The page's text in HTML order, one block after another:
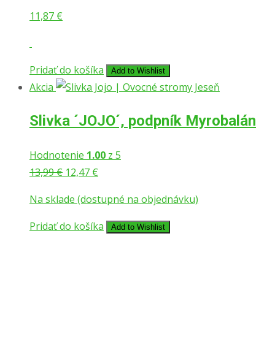
11,87 €
Pridať do košíka Add to Wishlist
Akcia
Slivka ´JOJO´, podpník Myrobalán
Hodnotenie 1.00 z 5
13,99€ 12,47 €
Na sklade (dostupné na objednávku)
Pridať do košíka
Add to Wishlist